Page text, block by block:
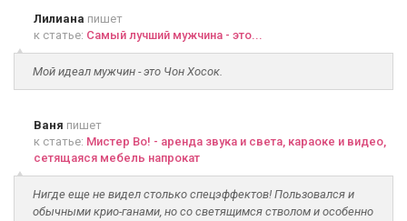
Лилиана пишет
к статье: Самый лучший мужчина - это...
Мой идеал мужчин - это Чон Хосок.
Ваня пишет
к статье: Мистер Во! - аренда звука и света, караоке и видео,
сетящаяся мебель напрокат
Нигде еще не видел столько спецэффектов! Пользовался и
обычными крио-ганами, но со светящимся стволом и особенно